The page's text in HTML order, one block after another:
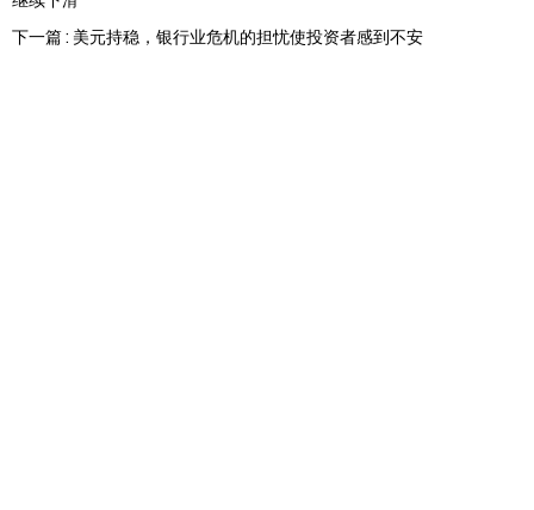
下一篇 : 美元持稳，银行业危机的担忧使投资者感到不安